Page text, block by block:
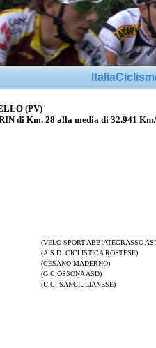
(PV)
di Km. 28 alla media di 32.941
(VELO SPORT ABBIATEGRASSO
(A.S.D. CICLISTICA ROSTESE)
(CESANO MADERNO)
(G.C.OSSONA ASD)
(U.C. SANGIULIANESE)